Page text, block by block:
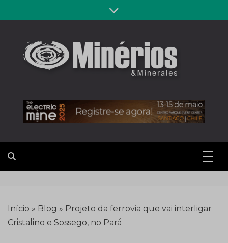
to
Revista
Minérios &
Minerales
Início » Blog » Projeto da ferrovia que vai interligar
Cristalino e Sossego, no Pará